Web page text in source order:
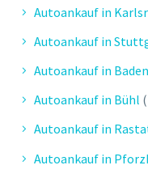
Autoankauf in
Autoankauf in
Autoankauf in
Autoankauf in Bühl
Autoankauf in
Autoankauf in